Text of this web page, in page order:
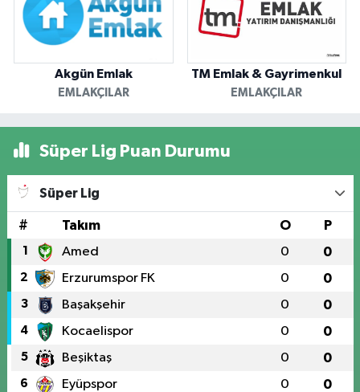
Akgün Emlak
EMLAKÇILAR
TM Emlak & Gayrimenkul
EMLAKÇILAR
Süper Lig Puan Durumu
Süper Lig
# Takım O P
1 Amed 0 0
2 Erzurumspor FK 0 0
3 Başakşehir 0 0
4 Kocaelispor 0 0
5 Beşiktaş 0 0
6 Eyüpspor 0 0